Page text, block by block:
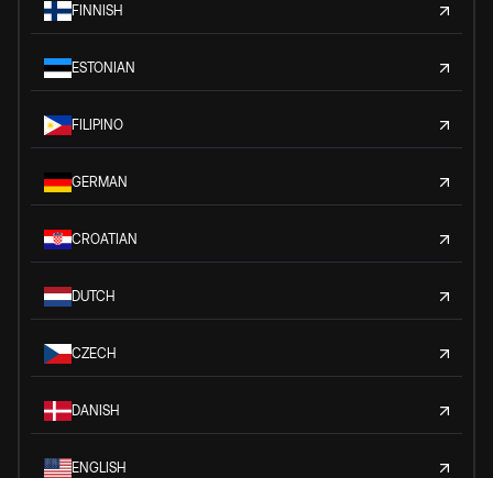
FINNISH
ESTONIAN
FILIPINO
GERMAN
CROATIAN
DUTCH
CZECH
DANISH
ENGLISH